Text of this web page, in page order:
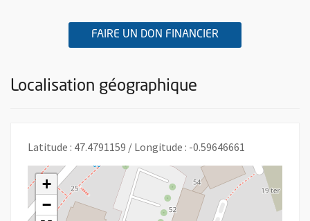
FAIRE UN DON FINANCIER
Localisation géographique
Latitude : 47.4791159 / Longitude : -0.59646661
+
−